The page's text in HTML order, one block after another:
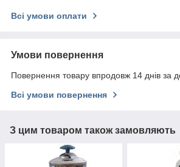
Всі умови оплати
Умови повернення
Повернення товару впродовж 14 днів за
Всі умови повернення
З цим товаром також замовляють